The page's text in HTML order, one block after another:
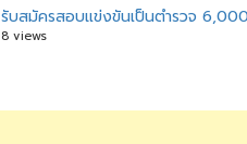
รับสมัครสอบแข่งขันเป็นตำรวจ
8 views